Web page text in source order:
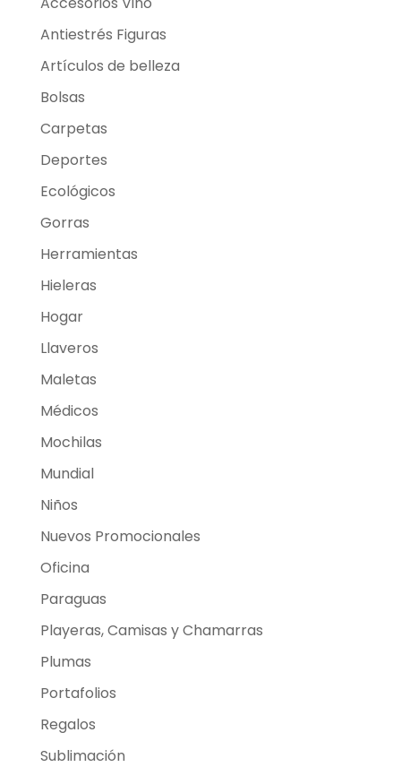
Antiestrés Figuras
Artículos de belleza
Bolsas
Carpetas
Deportes
Ecológicos
Gorras
Herramientas
Hieleras
Hogar
Llaveros
Maletas
Médicos
Mochilas
Mundial
Niños
Nuevos Promocionales
Oficina
Paraguas
Playeras, Camisas y Chamarras
Plumas
Portafolios
Regalos
Sublimación